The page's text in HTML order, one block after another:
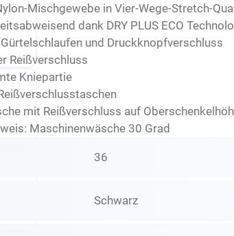
Mischgewebe in Vier-Wege-Stretch-
dank DRY PLUS ECO
und Druckknopfverschluss
Reißverschluss
Kniepartie
mit Reißverschluss auf
Maschinenwäsche 30 Grad
36
Schwarz